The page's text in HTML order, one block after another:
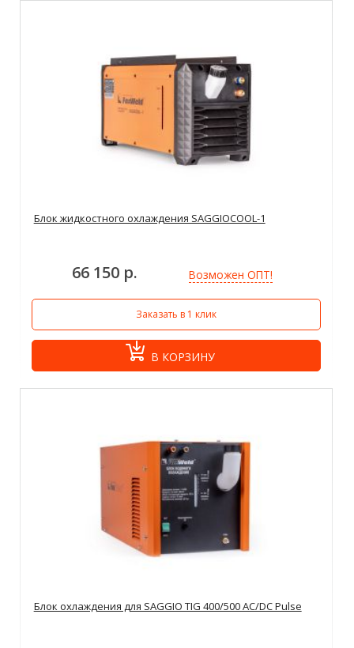
Блок жидкостного охлаждения SAGGIOCOOL-1
66 150 р. Возможен ОПТ!
Заказать в 1 клик
В КОРЗИНУ
Блок охлаждения для SAGGIO TIG 400/500 AC/DC Pulse